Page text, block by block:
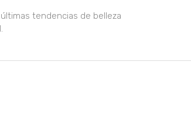
tendencias de belleza